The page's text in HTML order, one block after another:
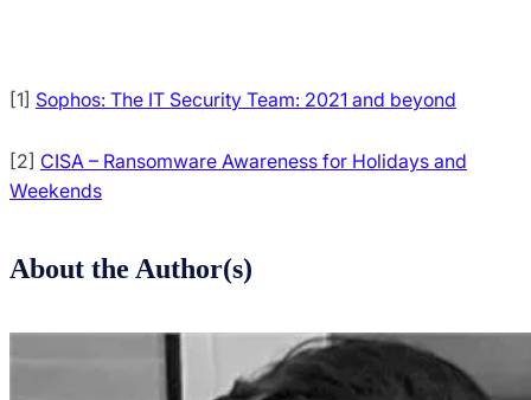
[1] Sophos: The IT Security Team: 2021 and beyond
[2] CISA – Ransomware Awareness for Holidays and
Weekends
About the Author(s)